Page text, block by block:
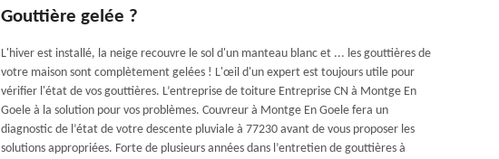
Gouttière gelée ?
L'hiver est installé, la neige recouvre le sol d'un manteau blanc et ... les gouttières de
votre maison sont complètement gelées ! L'œil d'un expert est toujours utile pour
vérifier l'état de vos gouttières. L’entreprise de toiture Entreprise CN à Montge En
Goele à la solution pour vos problèmes. Couvreur à Montge En Goele fera un
diagnostic de l’état de votre descente pluviale à 77230 avant de vous proposer les
solutions appropriées. Forte de plusieurs années dans l’entretien de gouttières à